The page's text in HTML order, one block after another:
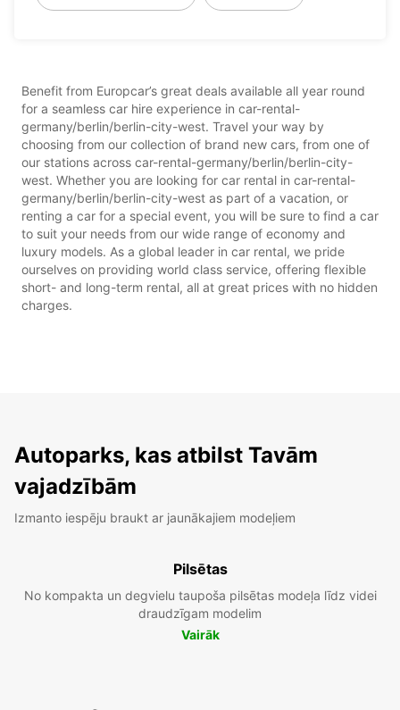
Benefit from Europcar’s great deals available all year round
for a seamless car hire experience in car-rental-
germany/berlin/berlin-city-west. Travel your way by
choosing from our collection of brand new cars, from one of
our stations across car-rental-germany/berlin/berlin-city-
west. Whether you are looking for car rental in car-rental-
germany/berlin/berlin-city-west as part of a vacation, or
renting a car for a special event, you will be sure to find a car
to suit your needs from our wide range of economy and
luxury models. As a global leader in car rental, we pride
ourselves on providing world class service, offering flexible
short- and long-term rental, all at great prices with no hidden
charges.
Autoparks, kas atbilst Tavām
vajadzībām
Izmanto iespēju braukt ar jaunākajiem modeļiem
Pilsētas
No kompakta un degvielu taupoša pilsētas modeļa līdz videi
draudzīgam modelim
Vairāk